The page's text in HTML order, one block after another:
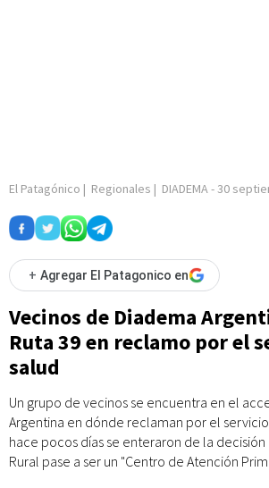
El Patagónico | Regionales | DIADEMA-30
+ Agregar El Patagonico en
Vecinos de Diadema
Ruta 39 en reclamo por el
salud
Un grupo de vecinos se encuentra en el
Argentina en dónde reclaman por el
hace pocos días se enteraron de la
Rural pase a ser un "Centro de Atención